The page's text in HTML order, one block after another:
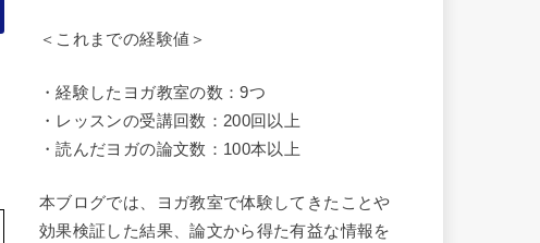
＜これまでの経験値＞
・経験したヨガ教室の数：9つ
・レッスンの受講回数：200回以上
・読んだヨガの論文数：100本以上
本ブログでは、ヨガ教室で体験してきたことや
効果検証した結果、論文から得た有益な情報を